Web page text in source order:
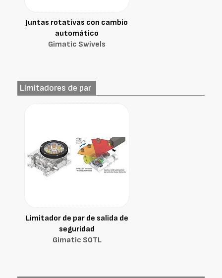
Juntas rotativas con cambio
automático
Gimatic Swivels
Limitadores de par
Limitador de par de salida de
seguridad
Gimatic SOTL